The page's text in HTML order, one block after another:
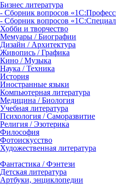
Бизнес литература
- Сборник вопросов
- Сборник вопросов
Хобби и творчество
Мемуары / Биографии
Дизайн / Архитектура
Живопись / Графика
Кино / Музыка
Наука / Техника
История
Иностранные языки
Компьютерная литература
Медицина / Биология
Учебная литература
Психология / Саморазвитие
Религия / Эзотерика
Философия
Фотоискусство
Художественная литература
Фантастика / Фэнтези
Детская литература
Артбуки, энциклопедии